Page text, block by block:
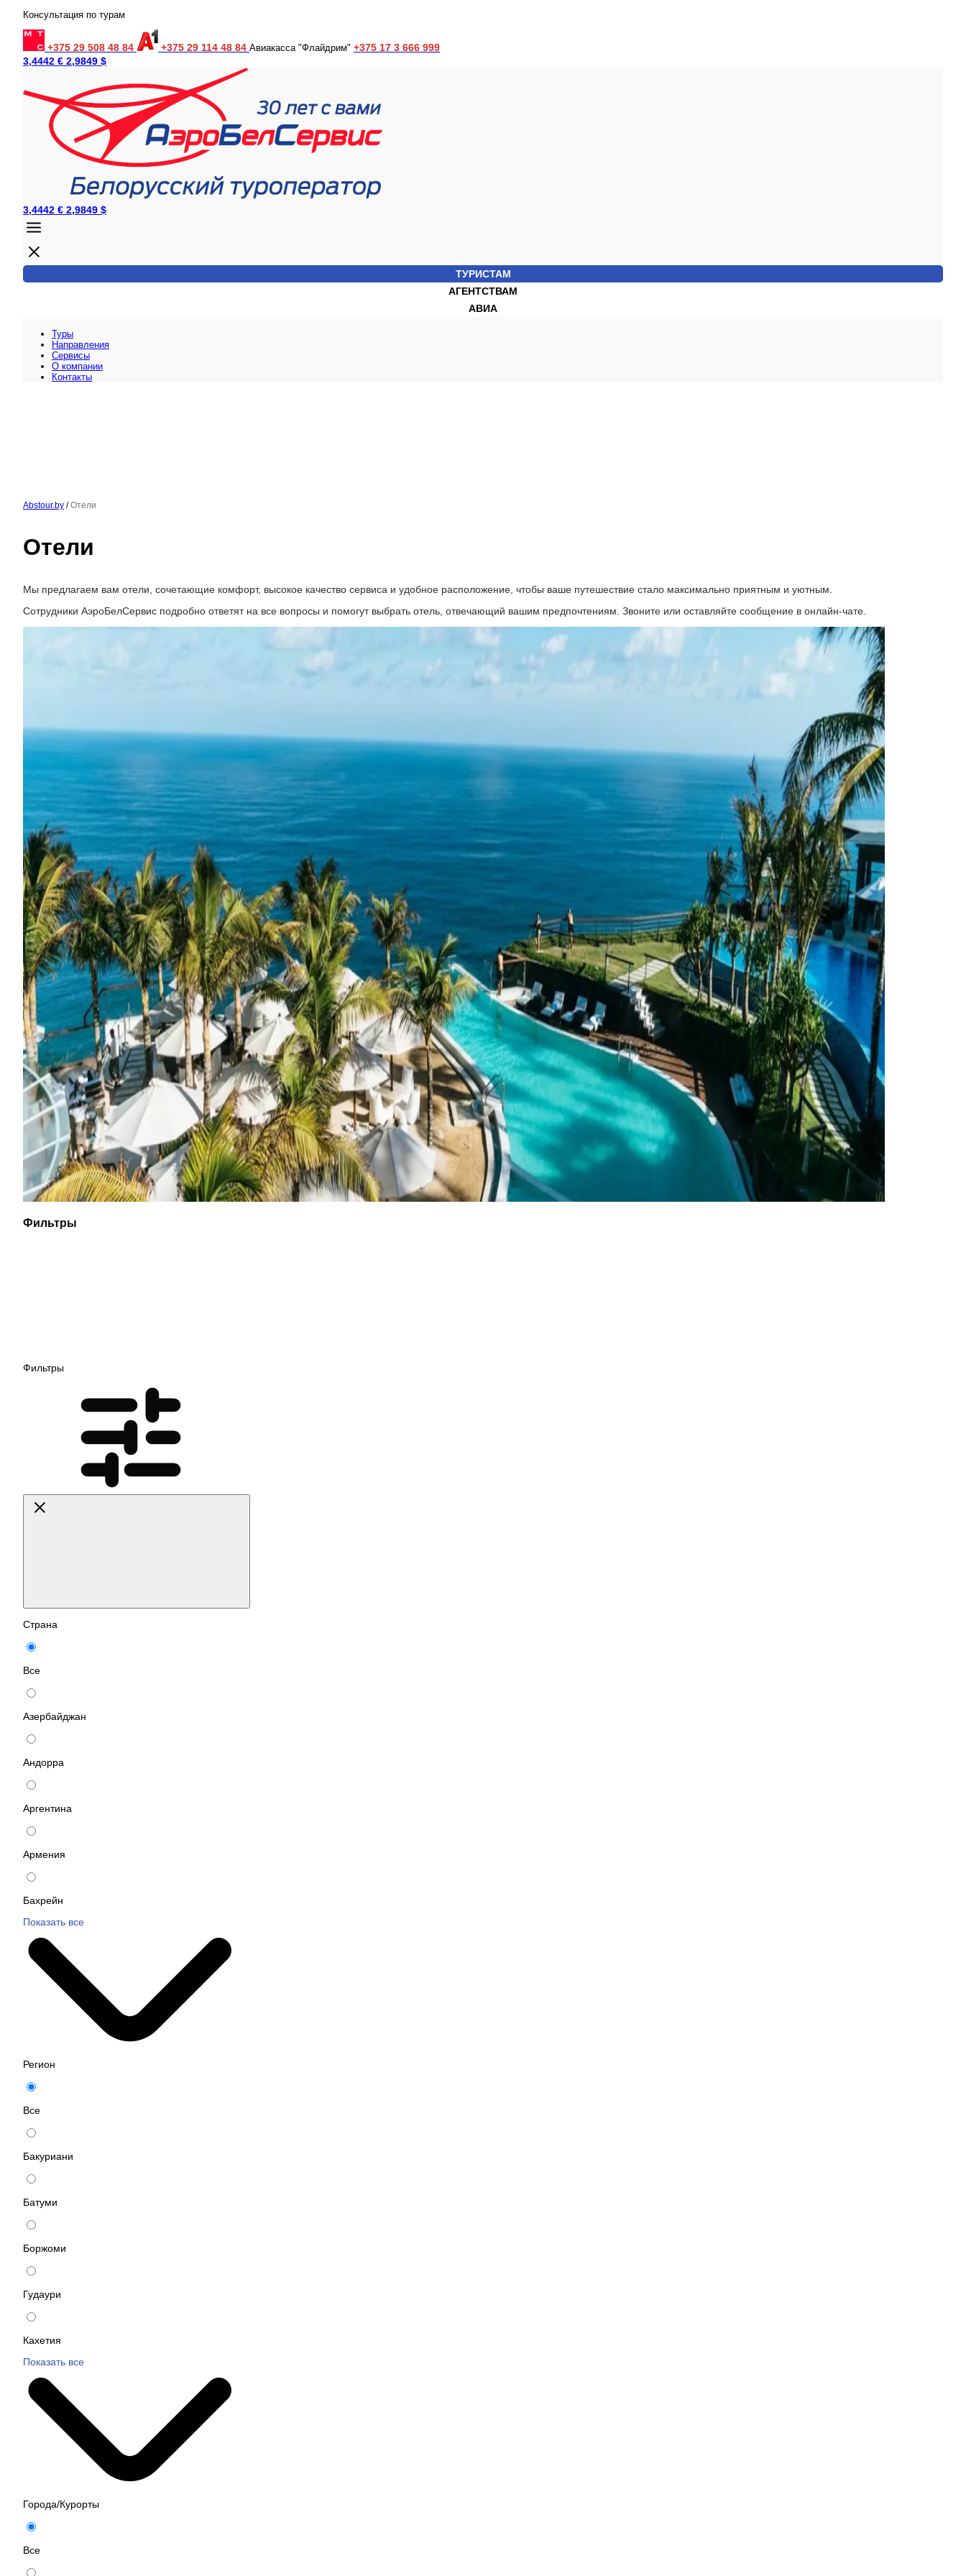
Консультация по турам
+375 29 508 48 84 +375 29 114 48 84 Авиакасса "Флайдрим" +375 17 3 666 999
3,4442 € 2,9849 $
3,4442 € 2,9849 $
ТУРИСТАМ
АГЕНТСТВАМ
АВИА
Туры
Направления
Сервисы
O компании
Контакты
Abstour.by / Отели
Отели
Мы предлагаем вам отели, сочетающие комфорт, высокое качество сервиса и удобное расположение, чтобы ваше путешествие стало максимально приятным и уютным.
Сотрудники АэроБелСервис подробно ответят на все вопросы и помогут выбрать отель, отвечающий вашим предпочтениям. Звоните или оставляйте сообщение в онлайн-чате.
Фильтры
Фильтры
Страна
Все
Азербайджан
Андорра
Аргентина
Армения
Бахрейн
Показать все
Регион
Все
Бакуриани
Батуми
Боржоми
Гудаури
Кахетия
Показать все
Города/Курорты
Все